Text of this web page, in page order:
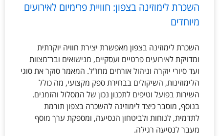
השכרת לימוזינה בצפון: חוויית פרימיום לאירועים
מיוחדים
השכרת לימוזינה בצפון מאפשרת יצירת חוויה יוקרתית
ומדויקת לאירועים פרטיים ועסקיים, מנישואים ובר־מצוות
ועד סיורי יוקרה וניהול אורחים מחו"ל. המאמר סוקר את סוגי
הלימוזינות, השיקולים בבחירת ספק מקצועי, מה כולל
השירות בפועל וטיפים לתכנון נכון של המסלול והזמנים.
בנוסף, מוסבר כיצד לימוזינה להשכרה בצפון תורמת
לתדמית, לנוחות ולביטחון הנסיעה, ומספקת ערך מוסף
מעבר לנסיעה רגילה.